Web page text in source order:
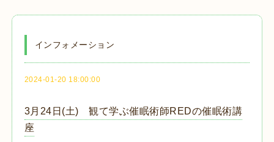
インフォメーション
2024-01-20 18:00:00
3月24日(土) 観て学ぶ催眠術師REDの催眠術講
座